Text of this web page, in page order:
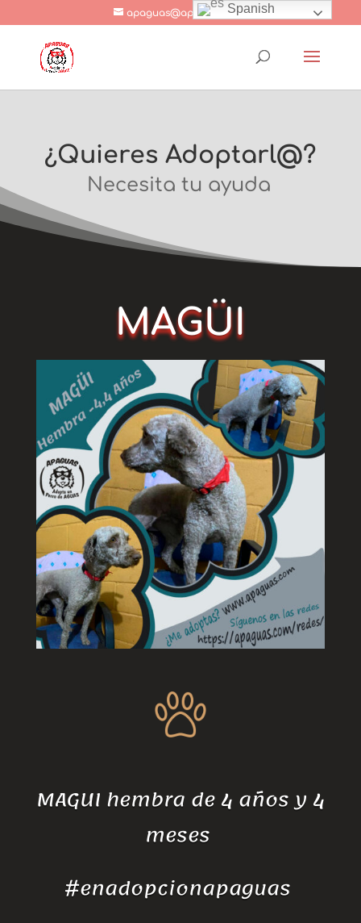
apaguas@apaguas.com
¿Quieres Adoptarl@?
Necesita tu ayuda
MAGÜI
MAGUI hembra de 4 años y 4
meses
#enadopcionapaguas
Spanish